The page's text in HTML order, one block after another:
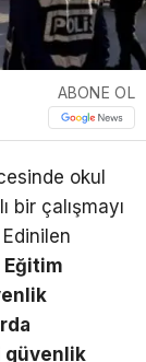
ABONE OL
okul
bir çalışmayı
Eğitim
güvenlik